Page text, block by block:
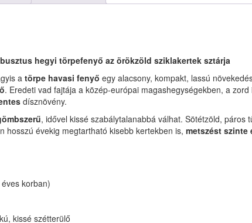
hegyi törpefenyő az örökzöld sziklakertek sztárja
a törpe havasi fenyő egy alacsony, kompakt, lassú
. Eredeti vad fajtája a közép-európai magashegységekben, a
dísznövény.
, idővel kissé szabálytalanabbá válhat. Sötétzöld,
hosszú évekig megtartható kisebb kertekben is, metszést szinte
korban)
kissé szétterülő